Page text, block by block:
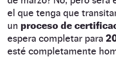
el que tenga que
un proceso de
espera completar para
esté completamente